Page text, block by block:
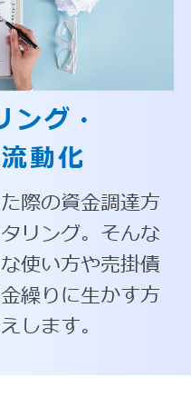
ング・
動化
際の資金調達方
リング。そんな
使い方や売掛債
繰りに生かす方
します。